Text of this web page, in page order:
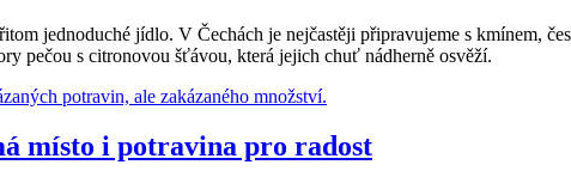
jednoduché jídlo. V Čechách je nejčastěji připravujeme s kmínem,
pečou s citronovou šťávou, která jejich chuť nádherně osvěží.
místo i potravina pro radost